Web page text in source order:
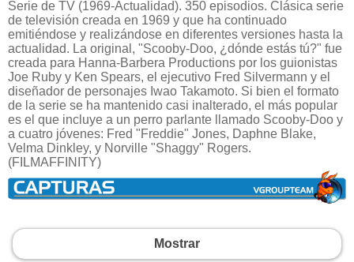
Serie de TV (1969-Actualidad). 350 episodios. Clásica serie
de televisión creada en 1969 y que ha continuado
emitiéndose y realizándose en diferentes versiones hasta la
actualidad. La original, "Scooby-Doo, ¿dónde estás tú?" fue
creada para Hanna-Barbera Productions por los guionistas
Joe Ruby y Ken Spears, el ejecutivo Fred Silvermann y el
diseñador de personajes Iwao Takamoto. Si bien el formato
de la serie se ha mantenido casi inalterado, el más popular
es el que incluye a un perro parlante llamado Scooby-Doo y
a cuatro jóvenes: Fred "Freddie" Jones, Daphne Blake,
Velma Dinkley, y Norville "Shaggy" Rogers.
(FILMAFFINITY)
Mostrar